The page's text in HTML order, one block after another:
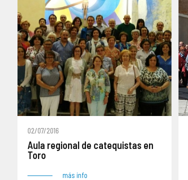
02/07/2016
Aula regional de catequistas en
Toro
más info